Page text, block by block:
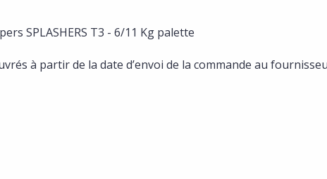
SPLASHERS T3 - 6/11 Kg palette
à partir de la date d’envoi de la commande au